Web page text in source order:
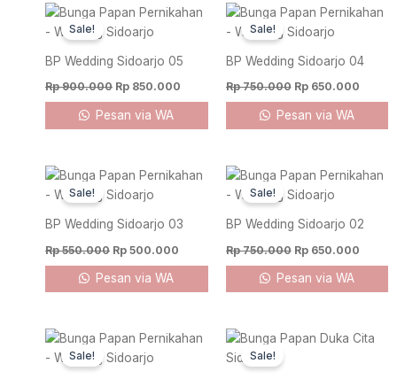
Sale!
BP Wedding Sidoarjo 05
Rp900.000
Original
price
was:
Rp 850.000
Current
Pesan via WA
Sale!
BP Wedding Sidoarjo 04
Rp750.000
Original
price
was:
Rp650.000
Pesan via WA
Sale!
BP Wedding Sidoarjo 03
Rp550.000
Original
price
was:
Rp 500.000
Current
Pesan via WA
Sale!
BP Wedding Sidoarjo 02
Rp750.000
Original
price
was:
Rp650.000
Pesan via WA
Sale!
Original
price
was:
Current
Sale!
Original
price